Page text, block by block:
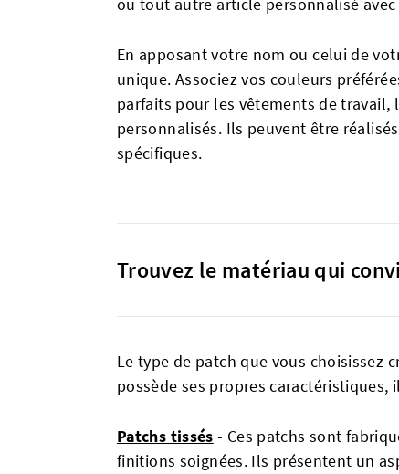
En apposant votre nom ou celui de
unique. Associez vos couleurs
parfaits pour les vêtements de travail,
personnalisés. Ils peuvent être
spécifiques.
Trouvez le matériau qui
Le type de patch que vous choisissez
possède ses propres
Patchs tissés - Ces patchs sont
finitions soignées. Ils présentent un